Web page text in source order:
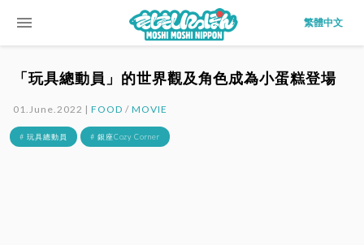
menu 繁體中文
「玩具總動員」的世界觀及角色成為小蛋糕登場
01.June.2022 |FOOD /MOVIE
# 玩具總動員 # 銀座Cozy Corner